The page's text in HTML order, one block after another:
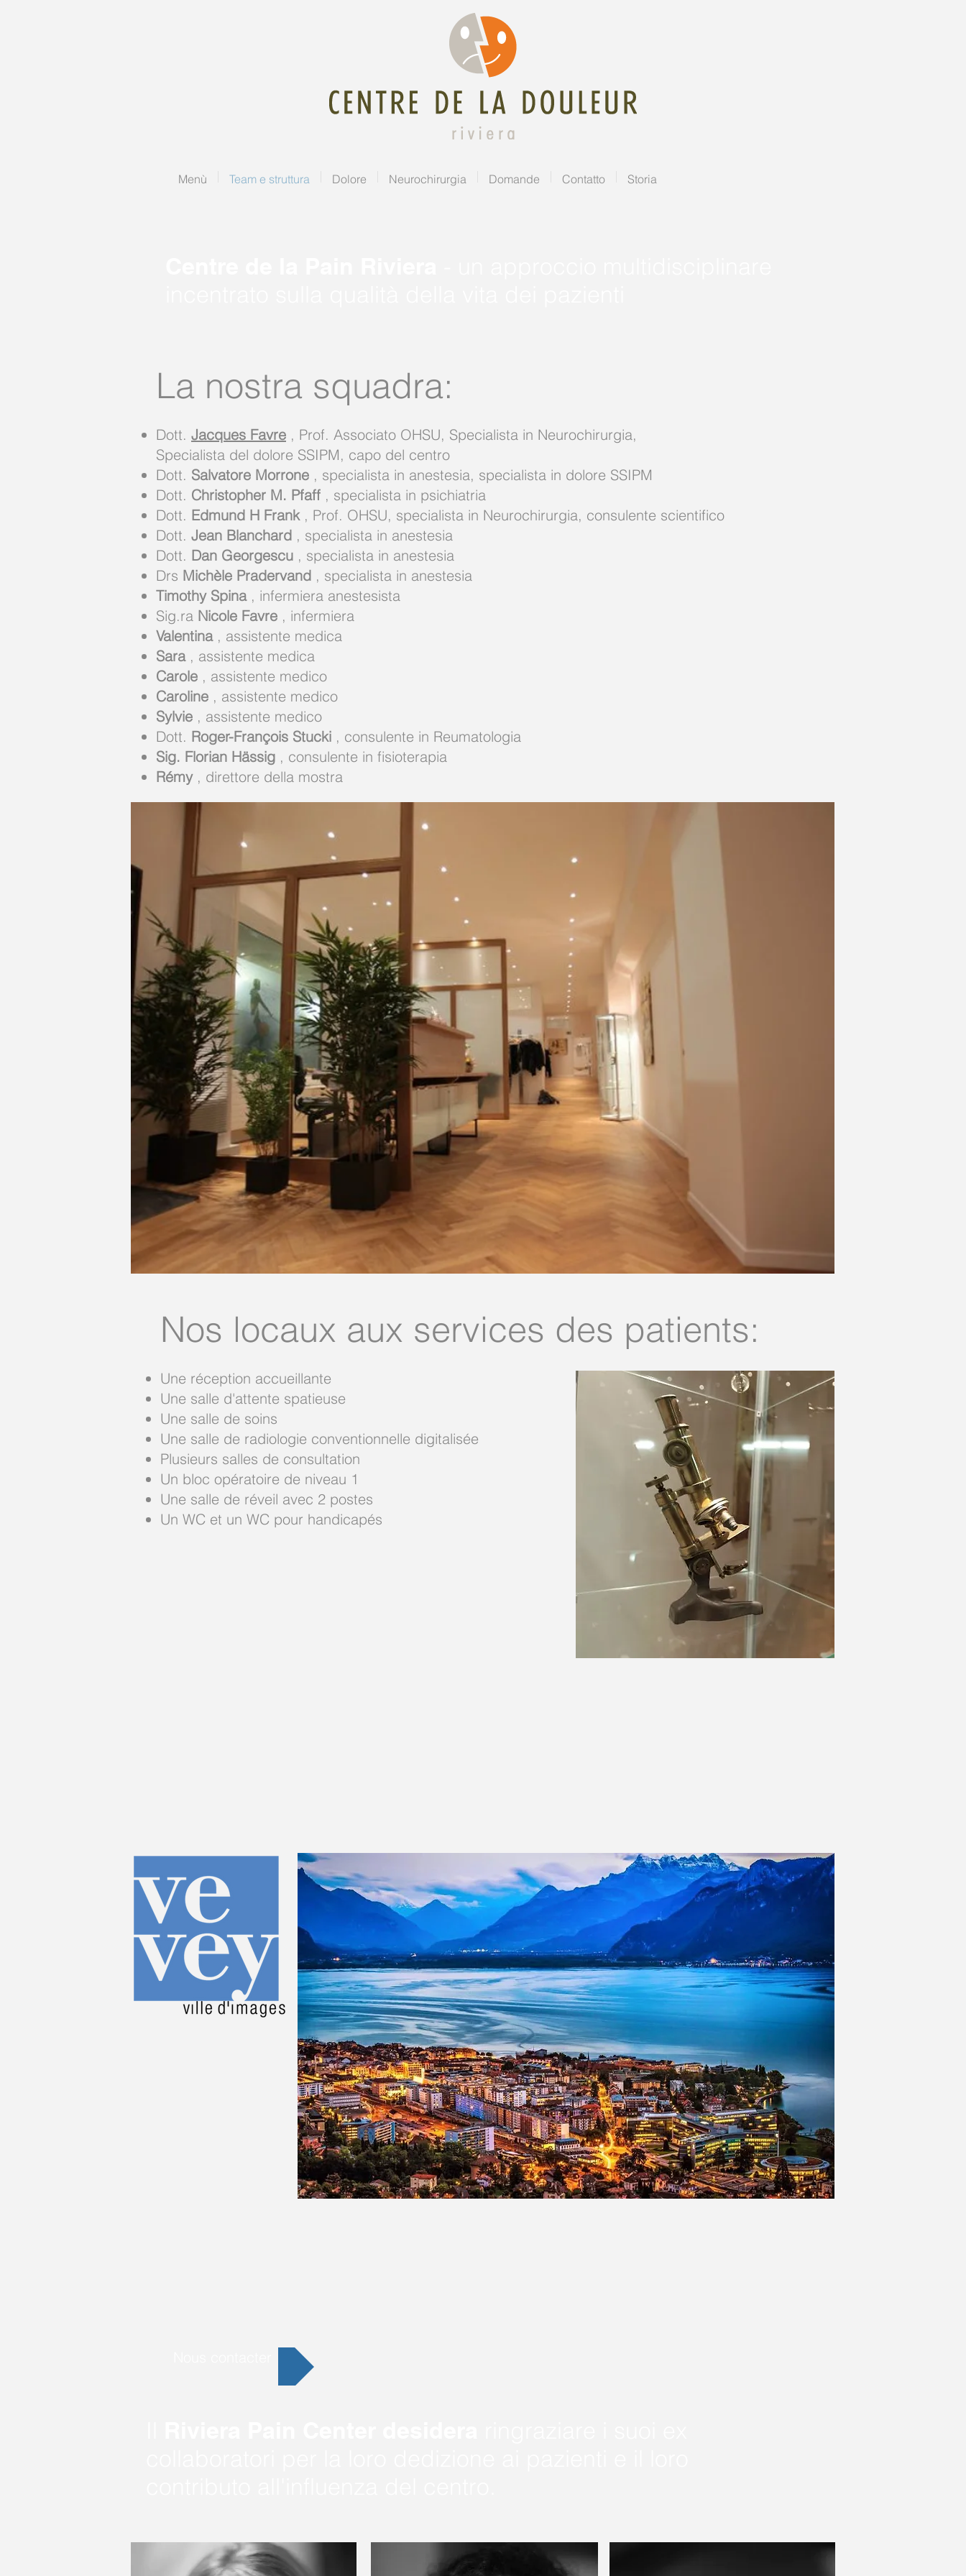
Menù Team e struttura Dolore Neurochirurgia Domande Contatto Storia
La nostra squadra:
Dott. Jacques Favre , Prof. Associato OHSU, Specialista in Neurochirurgia,
Specialista del dolore SSIPM, capo del centro
Dott. Salvatore Morrone , specialista in anestesia, specialista in dolore SSIPM
Dott. Christopher M. Pfaff , specialista in psichiatria
Dott. Edmund H Frank, Prof. OHSU, specialista in Neurochirurgia, consulente scientifico
Dott. Jean Blanchard , specialista in anestesia
Dott. Dan Georgescu , specialista in anestesia
Drs Michèle Pradervand , specialista in anestesia
Timothy Spina, infermiera anestesista
Sig.ra Nicole Favre , infermiera
Valentina, assistente medica
Sara, assistente medica
Carole , assistente medico
Caroline , assistente medico
Sylvie , assistente medico
Dott. Roger-François Stucki , consulente in Reumatologia
Sig. Florian Hässig , consulente in fisioterapia
Rémy, direttore della mostra
Nos locaux aux services des patients:
Une réception accueillante
Une salle d'attente spatieuse
Une salle de soins
Une salle de radiologie conventionnelle digitalisée
Plusieurs salles de consultation
Un bloc opératoire de niveau 1
Une salle de réveil avec 2 postes
Un WC et un WC pour handicapés